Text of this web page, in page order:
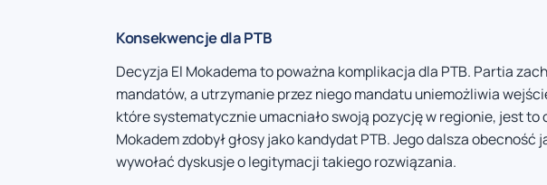
Konsekwencje dla PTB
Decyzja El Mokadema to poważna komplikacja dla PTB. Partia
mandatów, a utrzymanie przez niego mandatu uniemożliwia
które systematycznie umacniało swoją pozycję w regionie, jest to
Mokadem zdobył głosy jako kandydat PTB. Jego dalsza
wywołać dyskusje o legitymacji takiego rozwiązania.